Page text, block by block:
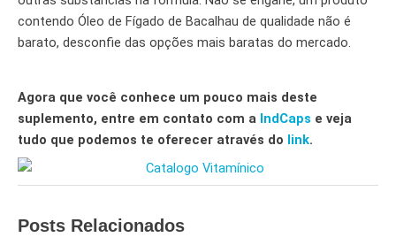
contendo Óleo de Fígado de Bacalhau de qualidade não é
barato, desconfie das opções mais baratas do mercado.
Agora que você conhece um pouco mais deste
suplemento, entre em contato com a IndCaps e veja
tudo que podemos te oferecer através do link.
Posts Relacionados